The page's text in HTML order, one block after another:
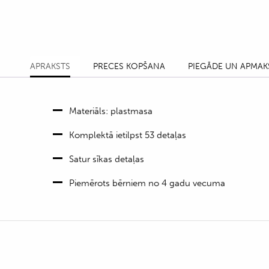
APRAKSTS PRECES KOPŠANA PIEGĀDE UN
Materiāls: plastmasa
Komplektā ietilpst 53 detaļas
Satur sīkas detaļas
Piemērots bērniem no 4 gadu vecuma